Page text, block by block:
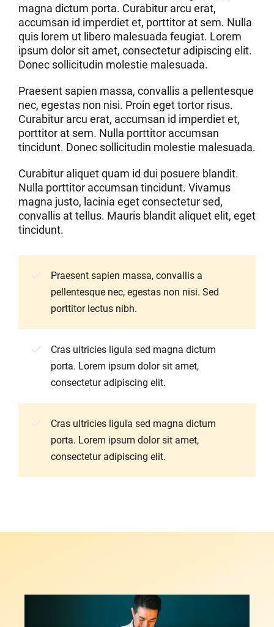
magna dictum porta. Curabitur arcu erat,
accumsan id imperdiet et, porttitor at sem. Nulla
quis lorem ut libero malesuada feugiat. Lorem
ipsum dolor sit amet, consectetur adipiscing elit.
Donec sollicitudin molestie malesuada.
Praesent sapien massa, convallis a pellentesque
nec, egestas non nisi. Proin eget tortor risus.
Curabitur arcu erat, accumsan id imperdiet et,
porttitor at sem. Nulla porttitor accumsan
tincidunt. Donec sollicitudin molestie malesuada.
Curabitur aliquet quam id dui posuere blandit.
Nulla porttitor accumsan tincidunt. Vivamus
magna justo, lacinia eget consectetur sed,
convallis at tellus. Mauris blandit aliquet elit, eget
tincidunt.
Praesent sapien massa, convallis a
pellentesque nec, egestas non nisi. Sed
porttitor lectus nibh.
Cras ultricies ligula sed magna dictum
porta. Lorem ipsum dolor sit amet,
consectetur adipiscing elit.
Cras ultricies ligula sed magna dictum
porta. Lorem ipsum dolor sit amet,
consectetur adipiscing elit.